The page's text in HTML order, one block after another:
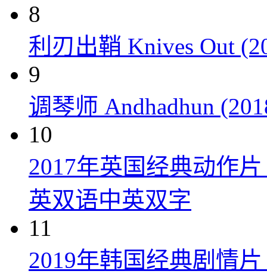
8
利刃出鞘 Knives Out
9
调琴师 Andhadhun
10
2017年英国经典动作
英双语中英双字
11
2019年韩国经典剧情